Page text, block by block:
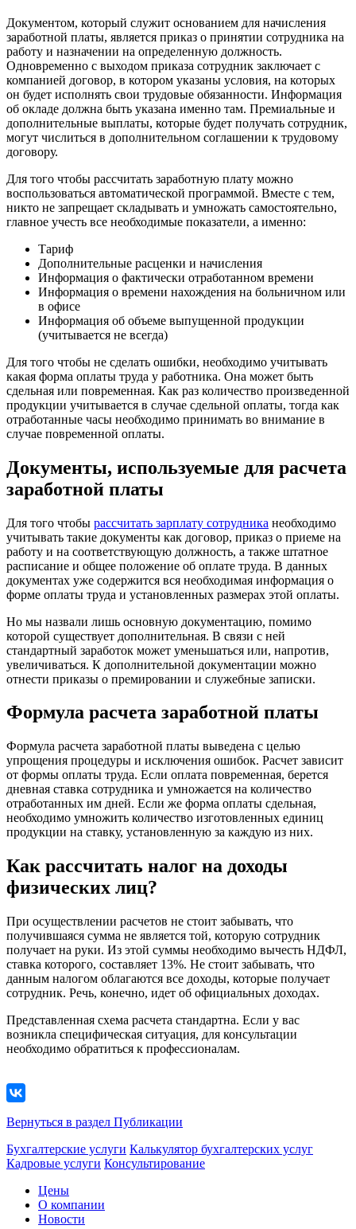
Документом, который служит основанием для начисления
заработной платы, является приказ о принятии сотрудника на
работу и назначении на определенную должность.
Одновременно с выходом приказа сотрудник заключает с
компанией договор, в котором указаны условия, на которых
он будет исполнять свои трудовые обязанности. Информация
об окладе должна быть указана именно там. Премиальные и
дополнительные выплаты, которые будет получать сотрудник,
могут числиться в дополнительном соглашении к трудовому
договору.
Для того чтобы рассчитать заработную плату можно
воспользоваться автоматической программой. Вместе с тем,
никто не запрещает складывать и умножать самостоятельно,
главное учесть все необходимые показатели, а именно:
Тариф
Дополнительные расценки и начисления
Информация о фактически отработанном времени
Информация о времени нахождения на больничном или
в офисе
Информация об объеме выпущенной продукции
(учитывается не всегда)
Для того чтобы не сделать ошибки, необходимо учитывать
какая форма оплаты труда у работника. Она может быть
сдельная или повременная. Как раз количество произведенной
продукции учитывается в случае сдельной оплаты, тогда как
отработанные часы необходимо принимать во внимание в
случае повременной оплаты.
Документы, используемые для расчета
заработной платы
Для того чтобы рассчитать зарплату сотрудника необходимо
учитывать такие документы как договор, приказ о приеме на
работу и на соответствующую должность, а также штатное
расписание и общее положение об оплате труда. В данных
документах уже содержится вся необходимая информация о
форме оплаты труда и установленных размерах этой оплаты.
Но мы назвали лишь основную документацию, помимо
которой существует дополнительная. В связи с ней
стандартный заработок может уменьшаться или, напротив,
увеличиваться. К дополнительной документации можно
отнести приказы о премировании и служебные записки.
Формула расчета заработной платы
Формула расчета заработной платы выведена с целью
упрощения процедуры и исключения ошибок. Расчет зависит
от формы оплаты труда. Если оплата повременная, берется
дневная ставка сотрудника и умножается на количество
отработанных им дней. Если же форма оплаты сдельная,
необходимо умножить количество изготовленных единиц
продукции на ставку, установленную за каждую из них.
Как рассчитать налог на доходы
физических лиц?
При осуществлении расчетов не стоит забывать, что
получившаяся сумма не является той, которую сотрудник
получает на руки. Из этой суммы необходимо вычесть НДФЛ,
ставка которого, составляет 13%. Не стоит забывать, что
данным налогом облагаются все доходы, которые получает
сотрудник. Речь, конечно, идет об официальных доходах.
Представленная схема расчета стандартна. Если у вас
возникла специфическая ситуация, для консультации
необходимо обратиться к профессионалам.
Вернуться в раздел Публикации
Бухгалтерские услуги Калькулятор бухгалтерских услуг
Кадровые услуги Консультирование
Цены
О компании
Новости